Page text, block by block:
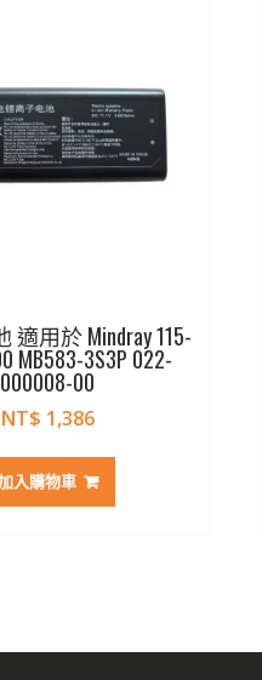
適用於 Mindray 115-
MB583-3S3P 022-
000008-00
NT$ 1,386
入購物車